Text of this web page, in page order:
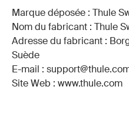
Marque déposée : Thule
Nom du fabricant : Thule
Adresse du fabricant :
Suède
E-mail :
Site Web : www.thule.com